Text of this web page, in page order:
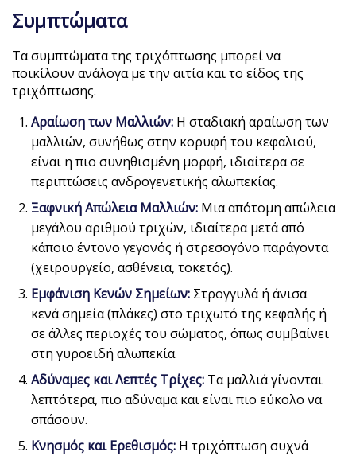
Συμπτώματα
Τα συμπτώματα της τριχόπτωσης μπορεί να
ποικίλουν ανάλογα με την αιτία και το είδος της
τριχόπτωσης.
Αραίωση των Μαλλιών: Η σταδιακή αραίωση των
μαλλιών, συνήθως στην κορυφή του κεφαλιού,
είναι η πιο συνηθισμένη μορφή, ιδιαίτερα σε
περιπτώσεις ανδρογενετικής αλωπεκίας.
Ξαφνική Απώλεια Μαλλιών: Μια απότομη απώλεια
μεγάλου αριθμού τριχών, ιδιαίτερα μετά από
κάποιο έντονο γεγονός ή στρεσογόνο παράγοντα
(χειρουργείο, ασθένεια, τοκετός).
Εμφάνιση Κενών Σημείων: Στρογγυλά ή άνισα
κενά σημεία (πλάκες) στο τριχωτό της κεφαλής ή
σε άλλες περιοχές του σώματος, όπως συμβαίνει
στη γυροειδή αλωπεκία.
Αδύναμες και Λεπτές Τρίχες: Τα μαλλιά γίνονται
λεπτότερα, πιο αδύναμα και είναι πιο εύκολο να
σπάσουν.
Κνησμός και Ερεθισμός: Η τριχόπτωση συχνά